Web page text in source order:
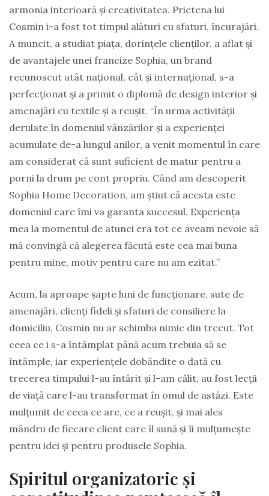
armonia interioară și creativitatea. Prietena lui
Cosmin i-a fost tot timpul alături cu sfaturi, încurajări.
A muncit, a studiat piața, dorințele clienților, a aflat și
de avantajele unei francize Sophia, un brand
recunoscut atât național, cât și internațional, s-a
perfecționat și a primit o diplomă de design interior și
amenajări cu textile și a reușit. “În urma activității
derulate în domeniul vânzărilor și a experienței
acumulate de-a lungul anilor, a venit momentul în care
am considerat că sunt suficient de matur pentru a
porni la drum pe cont propriu. Când am descoperit
Sophia Home Decoration, am știut că acesta este
domeniul care îmi va garanta succesul. Experiența
mea la momentul de atunci era tot ce aveam nevoie să
mă convingă că alegerea făcută este cea mai buna
pentru mine, motiv pentru care nu am ezitat.”
Acum, la aproape șapte luni de funcționare, sute de
amenajări, clienți fideli și sfaturi de consiliere la
domiciliu, Cosmin nu ar schimba nimic din trecut. Tot
ceea ce i s-a întâmplat până acum trebuia să se
întâmple, iar experiențele dobândite o dată cu
trecerea timpului l-au întărit și l-am călit, au fost lecții
de viață care l-au transformat în omul de astăzi. Este
mulțumit de ceea ce are, ce a reușit, și mai ales
mândru de fiecare client care îl sună și îi mulțumește
pentru idei și pentru produsele Sophia.
Spiritul organizatoric și